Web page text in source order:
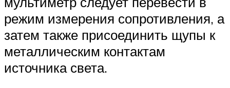
режим измерения сопротивления, а
затем также присоединить щупы к
металлическим контактам
источника света.